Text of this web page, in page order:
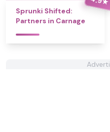
Sprunki Shifted:
Partners in Carnage